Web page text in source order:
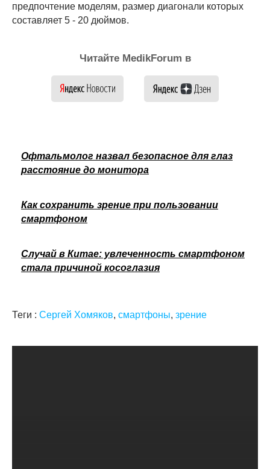
предпочтение моделям, размер диагонали которых
составляет 5 - 20 дюймов.
Читайте MedikForum в
Офтальмолог назвал безопасное для глаз
расстояние до монитора
Как сохранить зрение при пользовании
смартфоном
Случай в Китае: увлеченность смартфоном
стала причиной косоглазия
Теги : Сергей Хомяков, смартфоны, зрение